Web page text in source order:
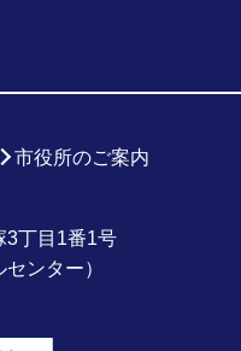
丁目1番1号
ンター）
市役所のご案内